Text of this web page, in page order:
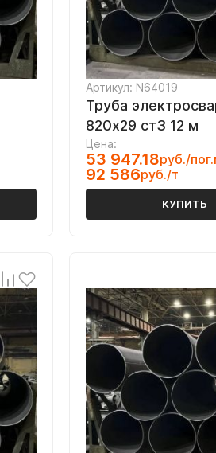
Артикул: N64019
Труба
820х29 ст3 12 м
Цена:
53 947.18руб./
92 586руб./т
КУПИТЬ